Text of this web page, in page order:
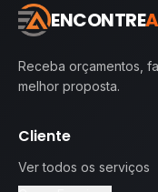
ENCONTRE
Receba orçamentos,
melhor proposta.
Cliente
Ver todos os serviços